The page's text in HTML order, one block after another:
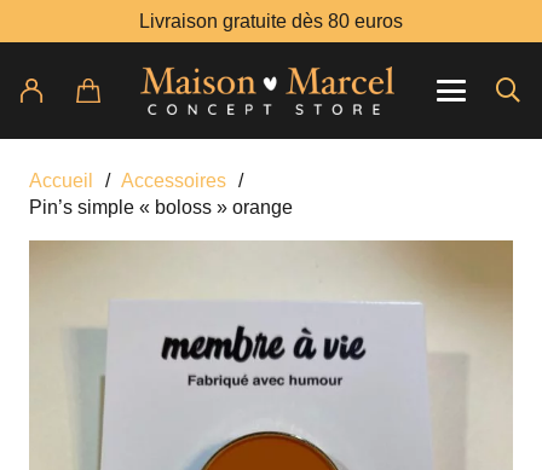
Livraison gratuite dès 80 euros
Accueil / Accessoires /
Pin’s simple « boloss » orange